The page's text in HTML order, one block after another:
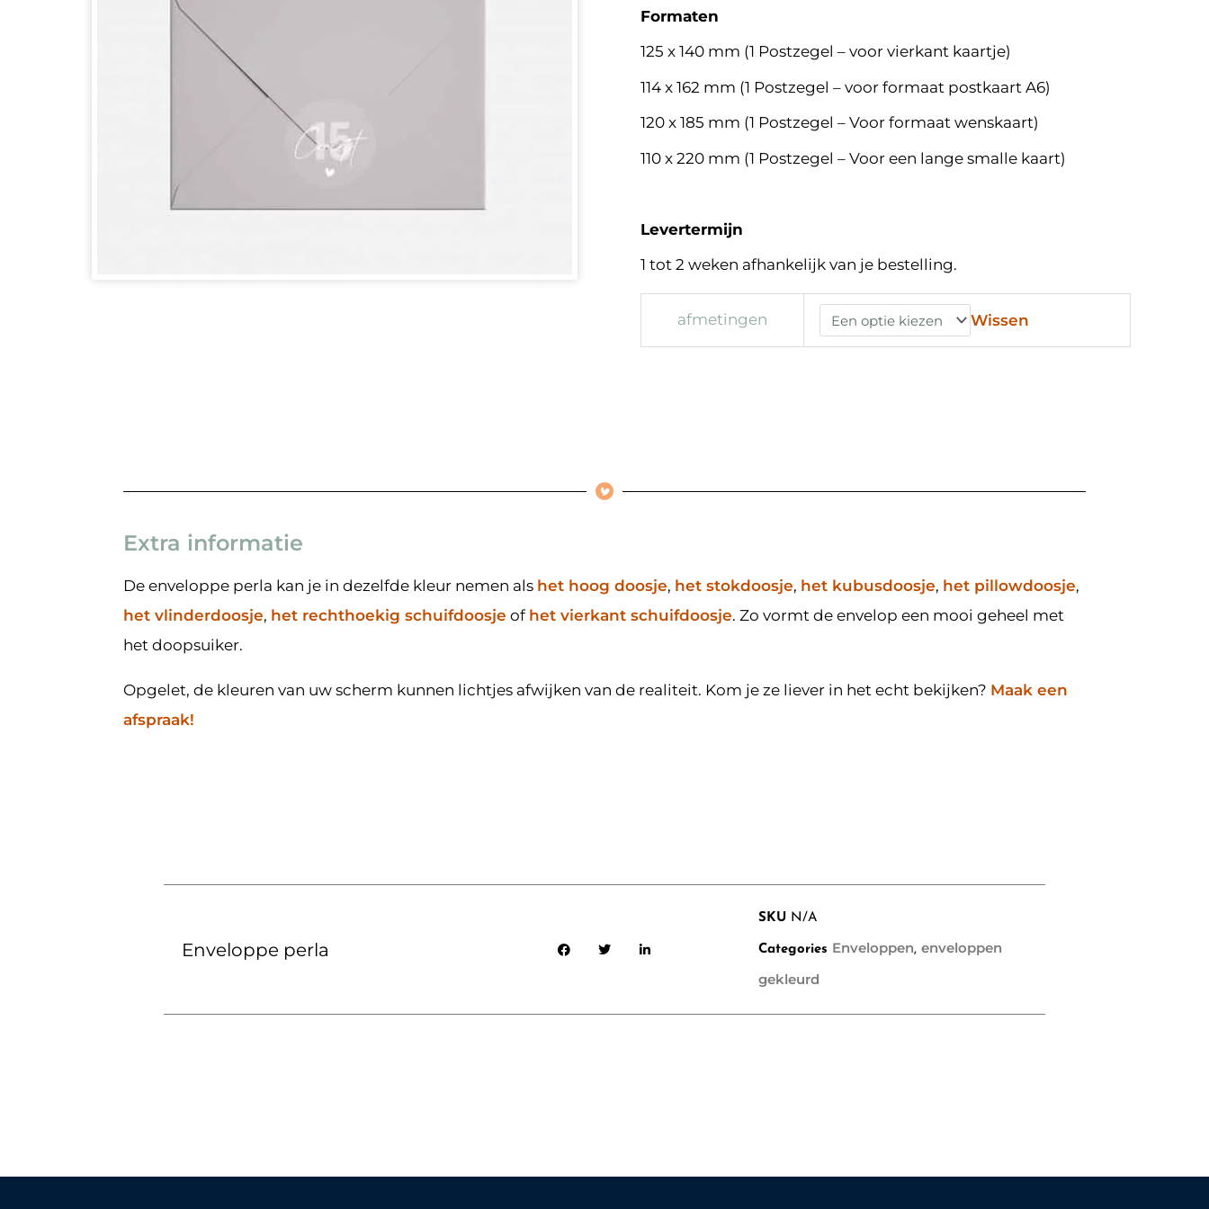
Formaten
125 x 140 mm (1 Postzegel – voor vierkant kaartje)
114 x 162 mm (1 Postzegel – voor formaat postkaart A6)
120 x 185 mm (1 Postzegel – Voor formaat wenskaart)
110 x 220 mm (1 Postzegel – Voor een lange smalle kaart)
Levertermijn
1 tot 2 weken afhankelijk van je bestelling.
afmetingen Wissen
Extra informatie
De enveloppe perla kan je in dezelfde kleur nemen als het hoog doosje, het stokdoosje, het kubusdoosje, het pillowdoosje,
het vlinderdoosje, het rechthoekig schuifdoosje of het vierkant schuifdoosje. Zo vormt de envelop een mooi geheel met
het doopsuiker.
Opgelet, de kleuren van uw scherm kunnen lichtjes afwijken van de realiteit. Kom je ze liever in het echt bekijken? Maak een
afspraak!
Enveloppe perla
SKU N/A
Categories Enveloppen, enveloppen
gekleurd